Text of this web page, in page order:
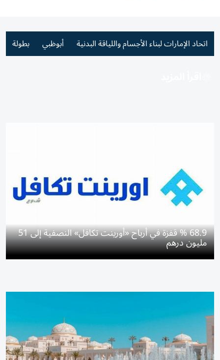
اتحاد الإمارات لبناء الأجسام واللياقة البدنية أبوظبي بطولة
68.9 % قفزة في أرباح «أورينت تكافل» النصفية إلى 51
مليون درهم